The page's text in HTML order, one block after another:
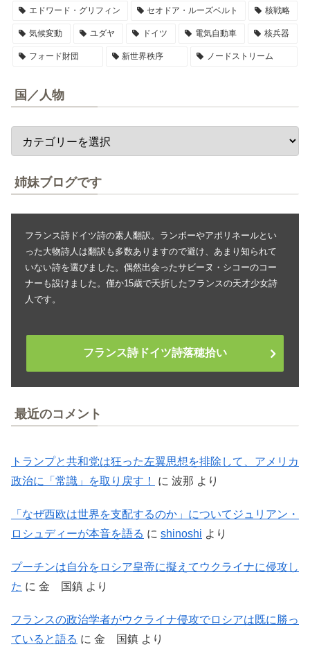
エドワード・グリフィン セオドア・ルーズベルト 核戦略
気候変動 ユダヤ ドイツ 電気自動車 核兵器
フォード財団 新世界秩序 ノードストリーム
国／人物
姉妹ブログです
フランス詩ドイツ詩の素人翻訳。ランボーやアポリネールとい
った大物詩人は翻訳も多数ありますので避け、あまり知られて
いない詩を選びました。偶然出会ったサビーヌ・シコーのコー
ナーも設けました。僅か15歳で夭折したフランスの天才少女詩
人です。
フランス詩ドイツ詩落穂拾い
最近のコメント
トランプと共和党は狂った左翼思想を排除して、アメリカ
政治に「常識」を取り戻す！
に 波那 より
「なぜ西欧は世界を支配するのか」についてジュリアン・
ロシュディーが本音を語る に shinoshi より
プーチンは自分をロシア皇帝に擬えてウクライナに侵攻し
た に 金 国鎮 より
フランスの政治学者がウクライナ侵攻でロシアは既に勝っ
ていると語る に 金 国鎮 より